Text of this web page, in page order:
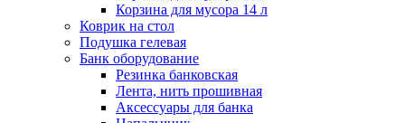
Корзина для мусора 14 л
Коврик на стол
Подушка гелевая
Банк оборудование
Резинка банковская
Лента, нить прошивная
Аксессуары для банка